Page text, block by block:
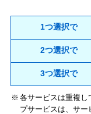
1つ選択で
2つ選択で
3つ選択で
各サービスは重複
プサービスは、サー